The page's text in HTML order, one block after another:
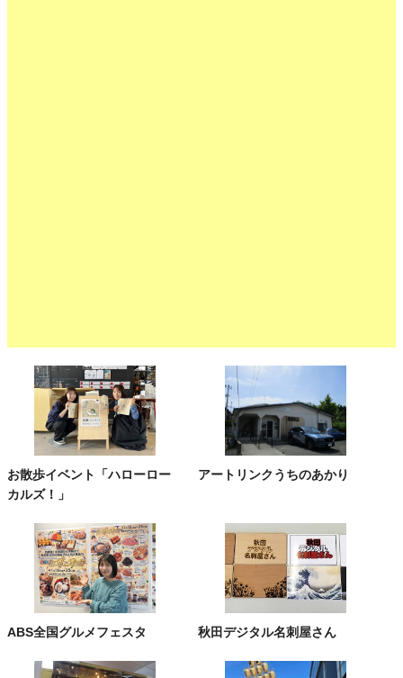
お散歩イベント「ハローロー
カルズ！」
アートリンクうちのあかり
ABS全国グルメフェスタ 秋田デジタル名刺屋さん